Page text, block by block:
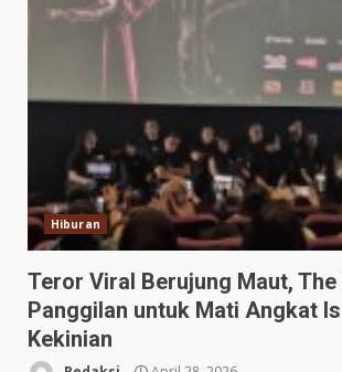
Hiburan
Teror Viral Berujung Maut, The
Panggilan untuk Mati Angkat
Kekinian